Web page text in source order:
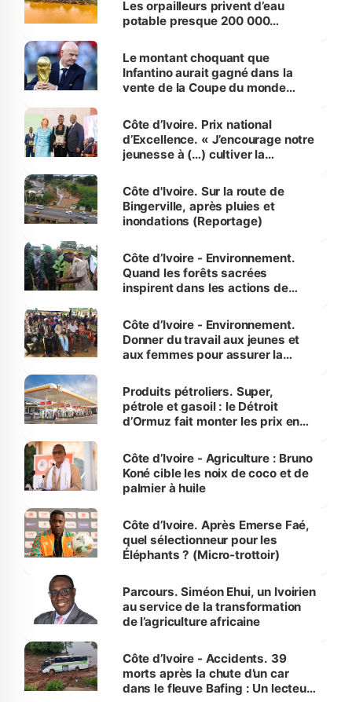
Les orpailleurs privent d’eau
potable presque 200 000
Le montant choquant que
Infantino aurait gagné dans la
vente de la Coupe du monde
Côte d’Ivoire. Prix national
d’Excellence. « J’encourage notre
jeunesse à (…) cultiver la
(Alassane Ouattara
Côte d'Ivoire. Sur la route de
Bingerville, après pluies et
inondations (Reportage)
Côte d’Ivoire - Environnement.
Quand les forêts sacrées
inspirent dans les actions de
Côte d’Ivoire - Environnement.
Donner du travail aux jeunes et
aux femmes pour assurer la
menacées
Produits pétroliers. Super,
pétrole et gasoil : le Détroit
d’Ormuz fait monter les prix en
Côte d’Ivoire - Agriculture : Bruno
Koné cible les noix de coco et de
palmier à huile
Côte d’Ivoire. Après Emerse Faé,
quel sélectionneur pour les
Éléphants ? (Micro-trottoir)
Parcours. Siméon Ehui, un Ivoirien
au service de la transformation
de l’agriculture africaine
Côte d’Ivoire - Accidents. 39
morts après la chute d’un car
dans le fleuve Bafing : Un lecteur